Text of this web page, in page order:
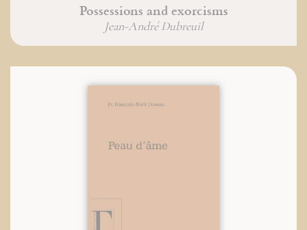
Possessions and exorcisms
Jean-André Dubreuil